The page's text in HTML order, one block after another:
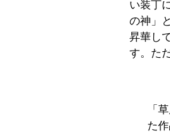
い装丁
の神」
昇華し
す。た
「
た作